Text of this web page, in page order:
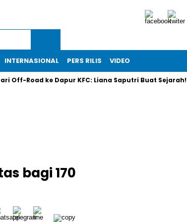
INTERNASIONAL PERS RILIS VIDEO
Off-Road ke Dapur KFC: Liana Saputri Buat Sejarah!
bagi 170